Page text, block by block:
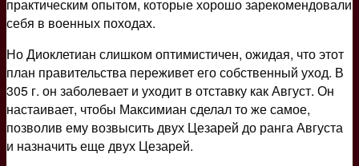
практическим опытом, которые хорошо зарекомендовали
себя в военных походах.
Но Диоклетиан слишком оптимистичен, ожидая, что этот
план правительства переживет его собственный уход. В
305 г. он заболевает и уходит в отставку как Август. Он
настаивает, чтобы Максимиан сделал то же самое,
позволив ему возвысить двух Цезарей до ранга Августа
и назначить еще двух Цезарей.